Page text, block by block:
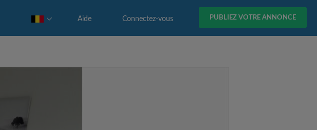
PUBLIEZ VOTRE ANNONCE
Connectez-vous
Aide